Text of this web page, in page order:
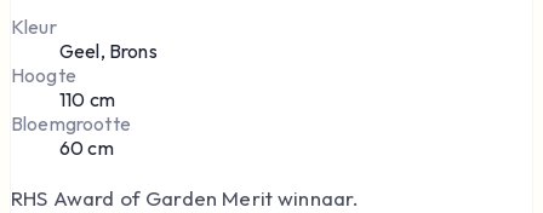
Kleur
Geel, Brons
Hoogte
110 cm
Bloemgrootte
60 cm
RHS Award of Garden Merit winnaar.